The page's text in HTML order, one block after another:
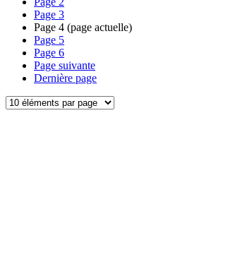
Page 3
Page 4 (page actuelle)
Page 5
Page 6
Page suivante
Dernière page